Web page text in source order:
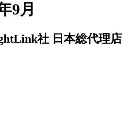
9月
社 日本総代理店